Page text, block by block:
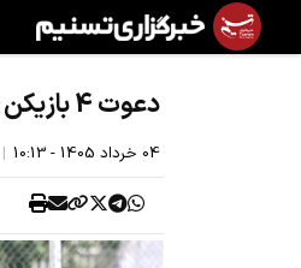
دعوت 4 بازیکن دیگر به اردوی تیم فوتبال امید
04 خرداد 1405 - 10:13